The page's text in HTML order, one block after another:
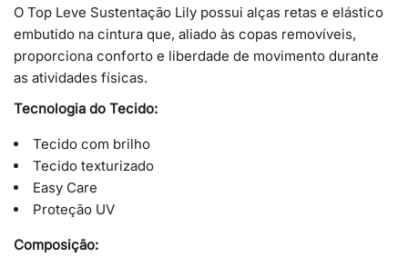
O Top Leve Sustentação Lily possui alças retas e elástico
embutido na cintura que, aliado às copas removíveis,
proporciona conforto e liberdade de movimento durante
as atividades físicas.
Tecnologia do Tecido:
Tecido com brilho
Tecido texturizado
Easy Care
Proteção UV
Composição: